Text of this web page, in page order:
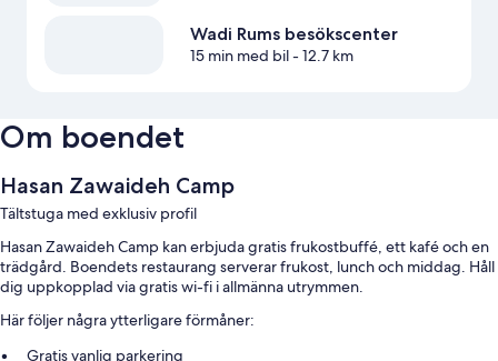
Wadi Rums besökscenter
15 min med bil- 12.7 km
Om boendet
Hasan Zawaideh Camp
Tältstuga med exklusiv profil
Hasan Zawaideh Camp kan erbjuda gratis frukostbuffé, ett kafé och en
trädgård. Boendets restaurang serverar frukost, lunch och middag. Håll
dig uppkopplad via gratis wi-fi i allmänna utrymmen.
Här följer några ytterligare förmåner:
Gratis vanlig parkering